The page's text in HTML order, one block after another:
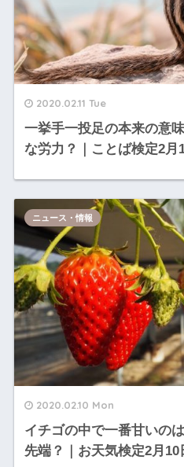
2020.02.11 Tue
一挙手一投足の本来の意
な労力？｜ことば検定2月
2020.02.10 Mon
イチゴの中で一番甘いの
先端？｜お天気検定2月10
ニュース・情報